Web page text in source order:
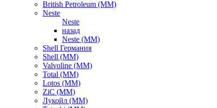
British Petroleum (ММ)
Neste
Neste
назад
Neste (ММ)
Shell Германия
Shell (ММ)
Valvoline (ММ)
Total (ММ)
Lotos (ММ)
ZiC (ММ)
Лукойл (ММ)